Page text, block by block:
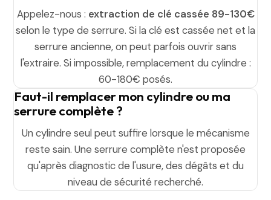
Appelez-nous : extraction de clé cassée 89-130€
selon le type de serrure. Si la clé est cassée net et la
serrure ancienne, on peut parfois ouvrir sans
l'extraire. Si impossible, remplacement du cylindre :
60-180€ posés.
Faut-il remplacer mon cylindre ou ma
serrure complète ?
Un cylindre seul peut suffire lorsque le mécanisme
reste sain. Une serrure complète n'est proposée
qu'après diagnostic de l'usure, des dégâts et du
niveau de sécurité recherché.